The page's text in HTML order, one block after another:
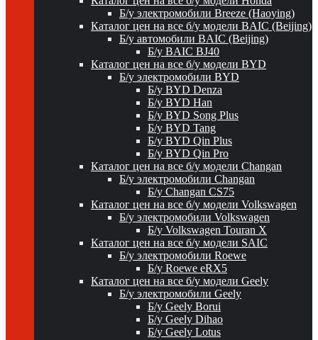
Б/у электромобили Breeze (Haoying)
Каталог цен на все б/у модели BAIC (Beijing)
Б/у автомобили BAIC (Beijing)
Б/у BAIC BJ40
Каталог цен на все б/у модели BYD
Б/у электромобили BYD
Б/у BYD Denza
Б/у BYD Han
Б/у BYD Song Plus
Б/у BYD Tang
Б/у BYD Qin Plus
Б/у BYD Qin Pro
Каталог цен на все б/у модели Changan
Б/у электромобили Changan
Б/у Changan CS75
Каталог цен на все б/у модели Volkswagen
Б/у электромобили Volkswagen
Б/у Volkswagen Touran X
Каталог цен на все б/у модели SAIC
Б/у электромобили Roewe
Б/у Roewe eRX5
Каталог цен на все б/у модели Geely
Б/у электромобили Geely
Б/у Geely Borui
Б/у Geely Dihao
Б/у Geely Lotus